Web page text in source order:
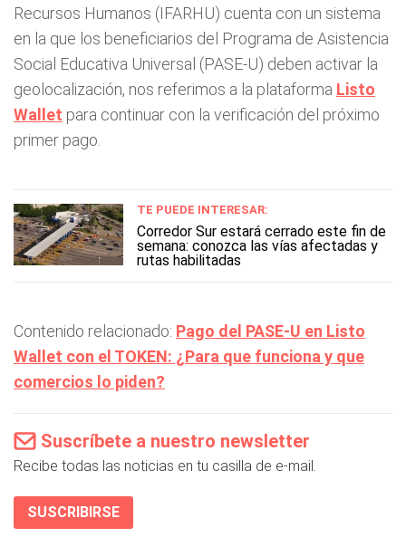
Recursos Humanos (IFARHU) cuenta con un sistema
en la que los beneficiarios del Programa de Asistencia
Social Educativa Universal (PASE-U) deben activar la
geolocalización, nos referimos a la plataforma Listo
Wallet para continuar con la verificación del próximo
primer pago.
TE PUEDE INTERESAR:
Corredor Sur estará cerrado este fin de
semana: conozca las vías afectadas y
rutas habilitadas
Contenido relacionado: Pago del PASE-U en Listo
Wallet con el TOKEN: ¿Para que funciona y que
comercios lo piden?
Suscríbete a nuestro newsletter
Recibe todas las noticias en tu casilla de e-mail.
SUSCRIBIRSE